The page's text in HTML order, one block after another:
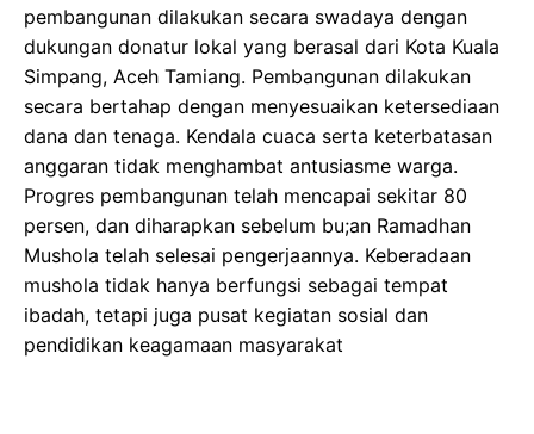
pembangunan dilakukan secara swadaya dengan
dukungan donatur lokal yang berasal dari Kota Kuala
Simpang, Aceh Tamiang. Pembangunan dilakukan
secara bertahap dengan menyesuaikan ketersediaan
dana dan tenaga. Kendala cuaca serta keterbatasan
anggaran tidak menghambat antusiasme warga.
Progres pembangunan telah mencapai sekitar 80
persen, dan diharapkan sebelum bu;an Ramadhan
Mushola telah selesai pengerjaannya. Keberadaan
mushola tidak hanya berfungsi sebagai tempat
ibadah, tetapi juga pusat kegiatan sosial dan
pendidikan keagamaan masyarakat